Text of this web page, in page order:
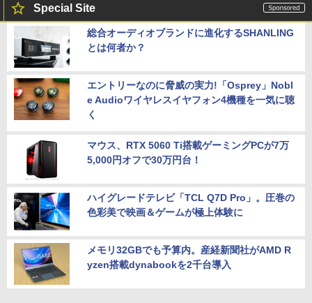
Special Site
総合オーディオブランドに進化するSHANLING
とは何者か？
エントリーなのに脅威の実力!「Osprey」Nobl
e Audioワイヤレスイヤフォン4機種を一気に聴
く
マウス、RTX 5060 Ti搭載ゲーミングPCが7万
5,000円オフで30万円台！
ハイグレードテレビ「TCL Q7D Pro」。圧巻の
色彩美で映画＆ゲームが極上体験に
メモリ32GBでも予算内。産経新聞社がAMD R
yzen搭載dynabookを2千台導入